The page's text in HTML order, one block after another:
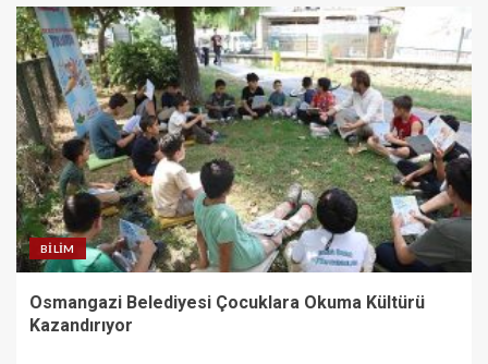
BILIM
Osmangazi Belediyesi Çocuklara Okuma Kültürü
Kazandırıyor